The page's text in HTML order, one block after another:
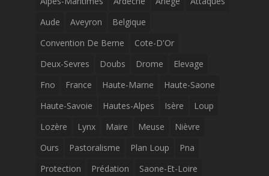
Aude
Aveyron
Belgique
Convention De Berne
Cote-D'Or
Deux-Sevres
Doubs Drome
Elevage
Fno
France Haute-Marne
Haute-Saone
Haute-Savoie
Hautes-Alpes Isère
Loup
Lozère
Lynx Maire Meuse
Nièvre
Ours
Pastoralisme Plan Loup
Pna
Protection
Prédation
Saone-Et-Loire